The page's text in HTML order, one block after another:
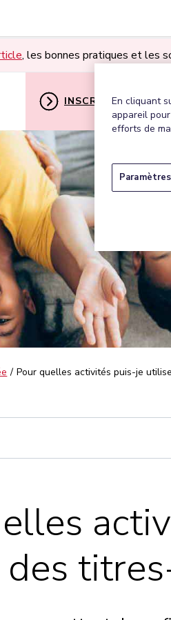
, les bonnes pratiques et les
INSCRIPTION
Pour quelles activités puis-je
En cliquant
appareil
efforts de